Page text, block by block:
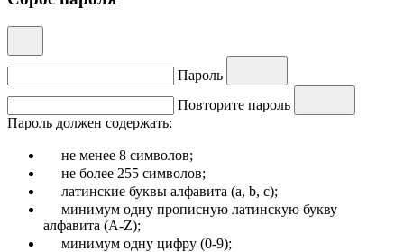
Пароль
Повторите пароль
Пароль должен содержать:
не менее 8 символов;
не более 255 символов;
латинские буквы алфавита (a, b, c);
минимум одну прописную латинскую букву
алфавита (A-Z);
минимум одну цифру (0-9);